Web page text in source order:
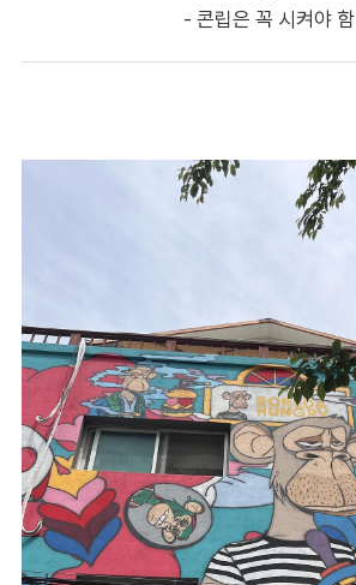
- 콘립은 꼭 시켜야 함